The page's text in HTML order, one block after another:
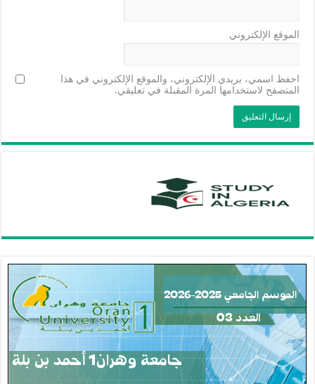
الموقع الإلكتروني
احفظ اسمي، بريدي الإلكتروني، والموقع الإلكتروني في هذا
المتصفح لاستخدامها المرة المقبلة في تعليقي.